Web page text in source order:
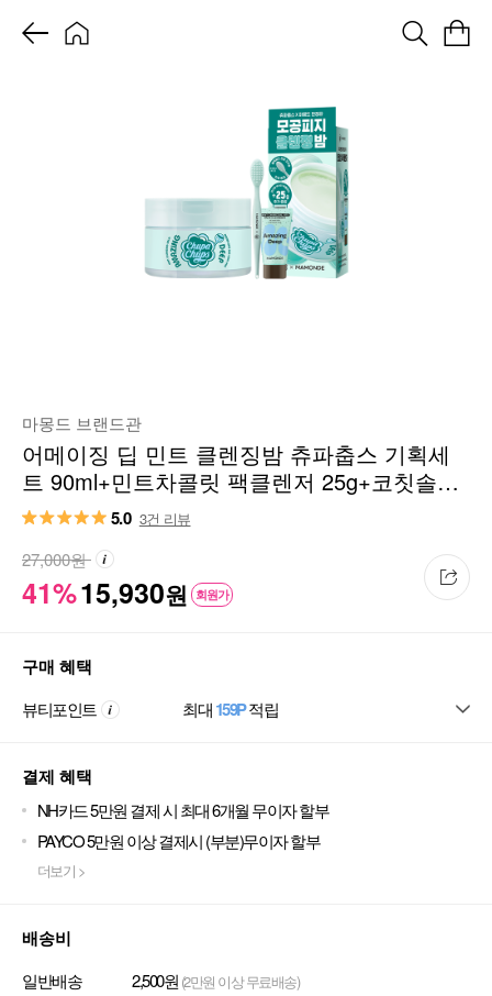
마몽드 브랜드관
어메이징 딥 민트 클렌징밤 츄파춥스 기획세
트 90ml+민트차콜릿 팩클렌저 25g+코칫솔
1ea
5.0 3건 리뷰
41%15,930원 회원가
27,000원
구매 혜택
뷰티포인트 최대159P적립
결제 혜택
NH카드 5만원 결제 시 최대 6개월 무이자 할부
PAYCO 5만원 이상 결제시 (부분)무이자 할부
더보기 >
배송비
일반배송 2,500원 (2만원 이상 무료배송)